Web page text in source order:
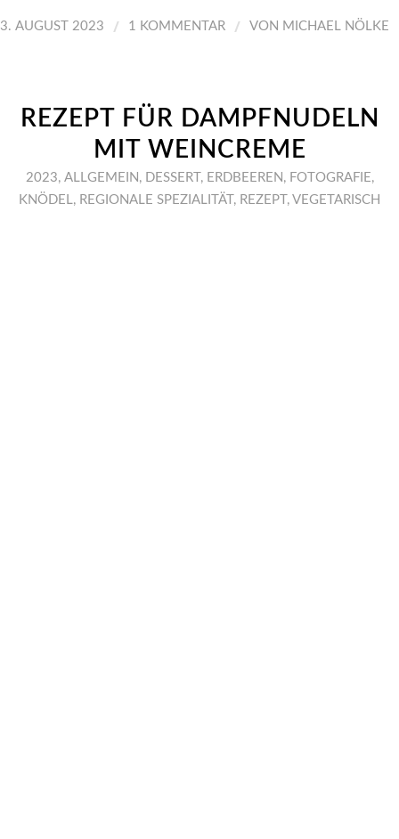
3. AUGUST 2023 / 1 KOMMENTAR / VON MICHAEL NÖLKE
REZEPT FÜR DAMPFNUDELN
MIT WEINCREME
2023, ALLGEMEIN , DESSERT , ERDBEEREN , FOTOGRAFIE,
KNÖDEL, REGIONALE SPEZIALITÄT , REZEPT , VEGETARISCH